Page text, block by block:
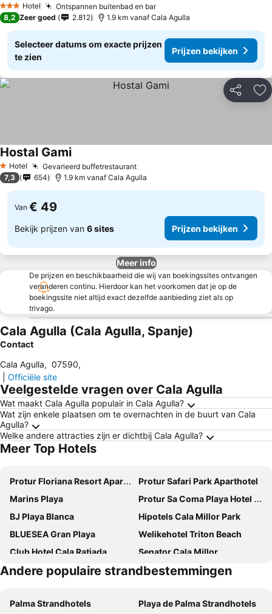
3 SterrenHotel Ontspannen buitenbad en bar
8,2 Zeer goed 2.812 1.9 km vanaf Cala Agulla
Selecteer datums om exacte prijzen
te zien
Prijzen bekijken
Delen
1 Sterren
Hotel Gevarieerd buffetrestaurant
Hostal Gami
7,3 654 1.9 km vanaf Cala Agulla
Van € 49
Bekijk prijzen van 6 sites Prijzen bekijken
Meer info
De prijzen en beschikbaarheid die wij van boekingssites ontvangen
veranderen continu. Hierdoor kan het voorkomen dat je op de
boekingssite niet altijd exact dezelfde aanbieding ziet als op
trivago.
Cala Agulla (Cala Agulla, Spanje)
Contact
Cala Agulla, 07590,
Officiële site
Veelgestelde vragen over Cala Agulla
Wat maakt Cala Agulla populair in Cala Agulla?
Wat zijn enkele plaatsen om te overnachten in de buurt van Cala
Agulla?
Welke andere attracties zijn er dichtbij Cala Agulla?
Meer Top Hotels
Protur Floriana Resort Aparthotel
Protur Safari Park Aparthotel
Marins Playa
Protur Sa Coma Playa Hotel & Spa
BJ Playa Blanca
Hipotels Cala Millor Park
BLUESEA Gran Playa
Welikehotel Triton Beach
Club Hotel Cala Ratjada
Senator Cala Millor
Hipotels Eurotel Punta Rotja
Hotel Millor Sol
Hotel Sur
Hipotels Apartamentos Cala Bona
Andere populaire strandbestemmingen
Palma Strandhotels
Playa de Palma Strandhotels